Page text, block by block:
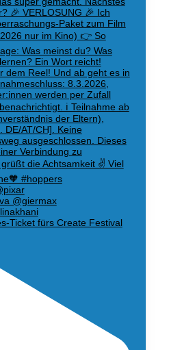
Ticket fürs Create Festival